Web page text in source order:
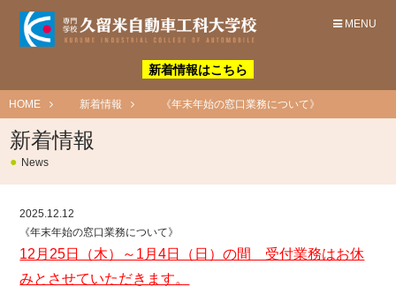
MENU
新着情報はこちら
HOME 新着情報 《年末年始の窓口業務について》
新着情報
● News
2025.12.12
《年末年始の窓口業務について》
12月25日（木）～1月4日（日）の間 受付業務はお休
みとさせていただきます。